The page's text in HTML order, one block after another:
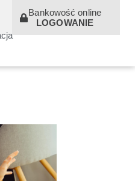
Bankowość online
LOGOWANIE